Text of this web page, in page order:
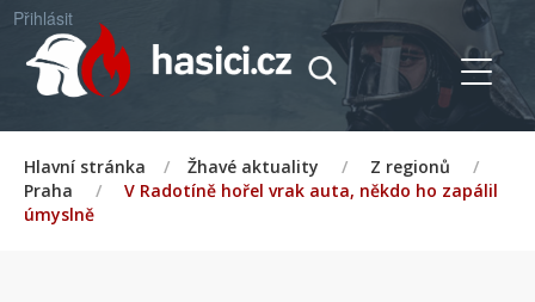
Přihlásit
Hlavní stránka / Žhavé aktuality / Z regionů
/
Praha
/
V Radotíně hořel vrak auta, někdo ho zapálil
úmyslně